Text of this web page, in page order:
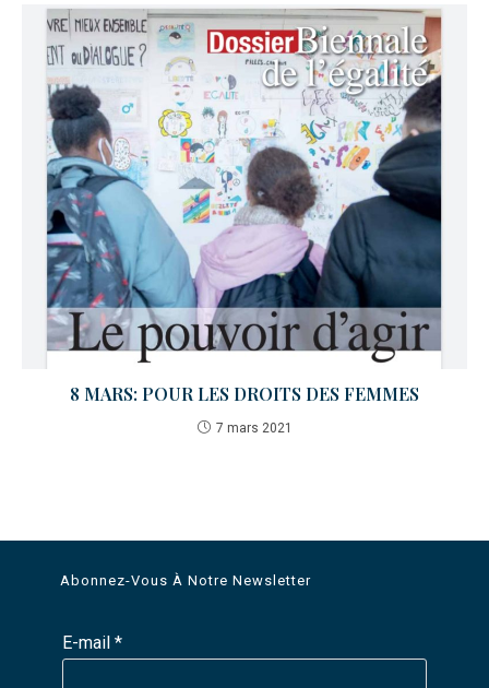
8 MARS: POUR LES DROITS DES FEMMES
7 mars 2021
Abonnez-Vous À Notre Newsletter
E-mail*